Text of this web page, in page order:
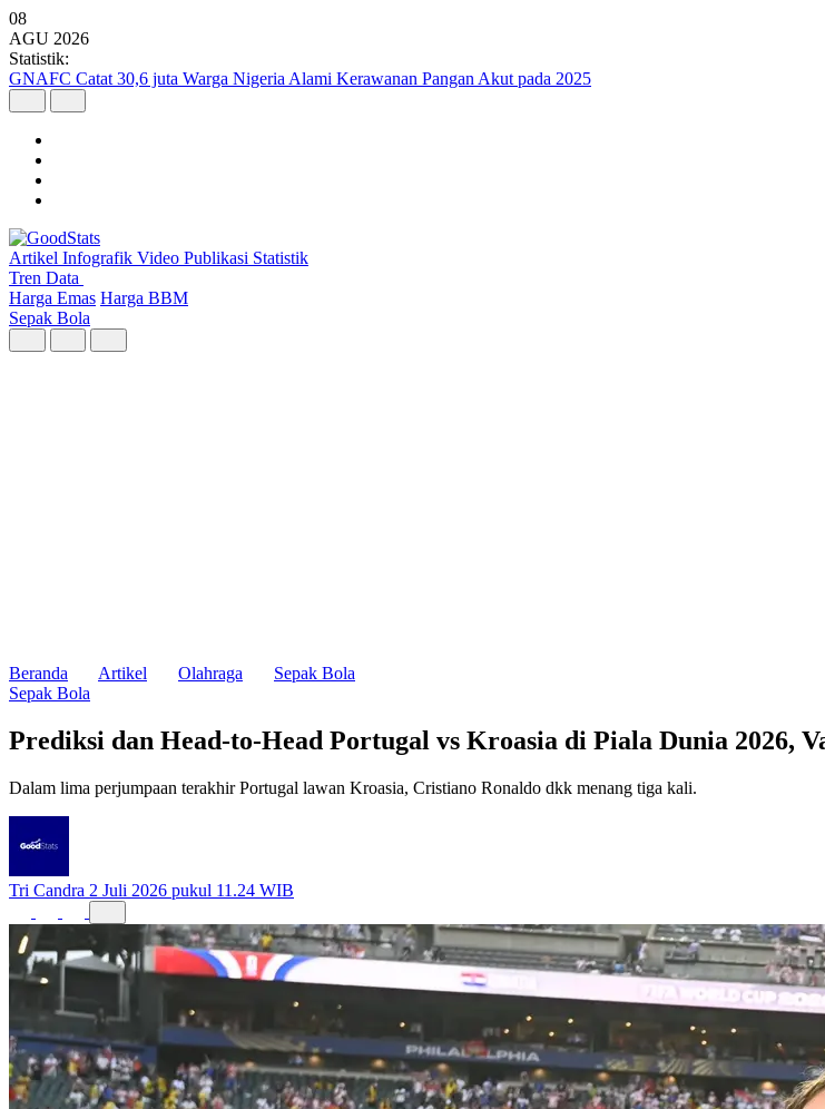
08
AGU 2026
Statistik:
GNAFC Catat 30,6 juta Warga Nigeria Alami Kerawanan Pangan Akut pada 2025
Artikel Infografik Video Publikasi Statistik
Tren Data
Harga Emas Harga BBM
Sepak Bola
Beranda Artikel Olahraga
Sepak Bola
Sepak Bola
Prediksi dan Head-to-Head Portugal vs Kroasia di Piala Dunia 2026,
Dalam lima perjumpaan terakhir Portugal lawan Kroasia, Cristiano Ronaldo dkk menang tiga kali.
Tri Candra 2 Juli 2026 pukul 11.24 WIB